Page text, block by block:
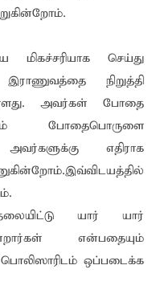
செய்து
நிறுத்தி
அவர்கள் போதை
போதைபொருளை
எதிராக
யார் யார்
என்பதையும்
ஒப்படைக்க